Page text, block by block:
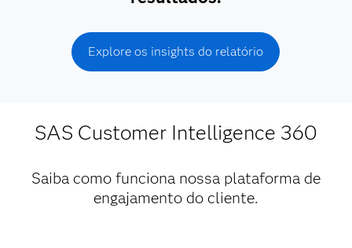
Explore os insights do relatório
SAS Customer Intelligence 360
Saiba como funciona nossa plataforma de
engajamento do cliente.